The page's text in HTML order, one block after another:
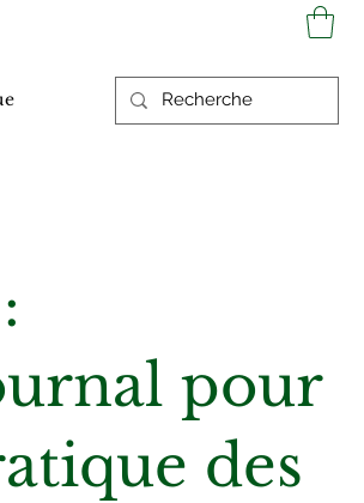
Se connecter
pour
des